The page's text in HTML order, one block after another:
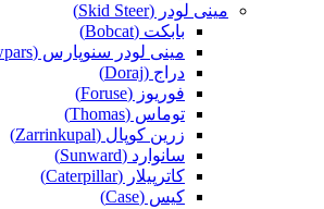
مینی لودر (Skid Steer)
بابکت (Bobcat)
مینی لودر سنوپارس (Snowpars)
دراج (Doraj)
فوریوز (Foruse)
توماس (Thomas)
زرین کوپال (Zarrinkupal)
سانوارد (Sunward)
کاترپیلار (Caterpillar)
کیس (Case)